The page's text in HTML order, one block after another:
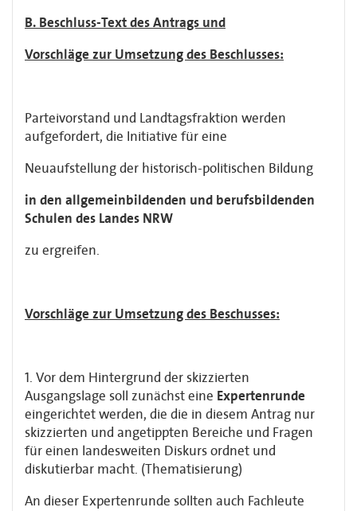
B. Beschluss-Text des Antrags und
Vorschläge zur Umsetzung des Beschlusses:
Parteivorstand und Landtagsfraktion werden
aufgefordert, die Initiative für eine
Neuaufstellung der historisch-politischen Bildung
in den allgemeinbildenden und berufsbildenden
Schulen des Landes NRW
zu ergreifen.
Vorschläge zur Umsetzung des Beschusses:
1. Vor dem Hintergrund der skizzierten
Ausgangslage soll zunächst eine Expertenrunde
eingerichtet werden, die die in diesem Antrag nur
skizzierten und angetippten Bereiche und Fragen
für einen landesweiten Diskurs ordnet und
diskutierbar macht. (Thematisierung)
An dieser Expertenrunde sollten auch Fachleute